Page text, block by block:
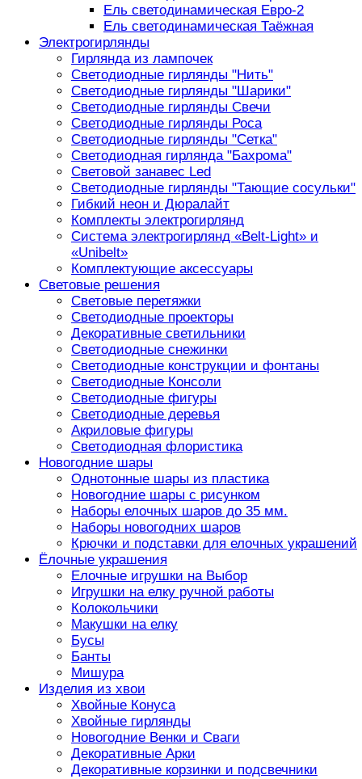
Ель светодинамическая Евро-2
Ель светодинамическая Таёжная
Электрогирлянды
Гирлянда из лампочек
Светодиодные гирлянды "Нить"
Светодиодные гирлянды "Шарики"
Светодиодные гирлянды Свечи
Светодиодные гирлянды Роса
Светодиодные гирлянды "Сетка"
Светодиодная гирлянда "Бахрома"
Световой занавес Led
Светодиодные гирлянды "Тающие сосульки"
Гибкий неон и Дюралайт
Комплекты электрогирлянд
Система электрогирлянд «Belt-Light» и
«Unibelt»
Комплектующие аксессуары
Световые решения
Световые перетяжки
Светодиодные проекторы
Декоративные светильники
Светодиодные снежинки
Светодиодные конструкции и фонтаны
Светодиодные Консоли
Светодиодные фигуры
Светодиодные деревья
Акриловые фигуры
Светодиодная флористика
Новогодние шары
Однотонные шары из пластика
Новогодние шары с рисунком
Наборы елочных шаров до 35 мм.
Наборы новогодних шаров
Крючки и подставки для елочных украшений
Ёлочные украшения
Елочные игрушки на Выбор
Игрушки на елку ручной работы
Колокольчики
Макушки на елку
Бусы
Банты
Мишура
Изделия из хвои
Хвойные Конуса
Хвойные гирлянды
Новогодние Венки и Сваги
Декоративные Арки
Декоративные корзинки и подсвечники